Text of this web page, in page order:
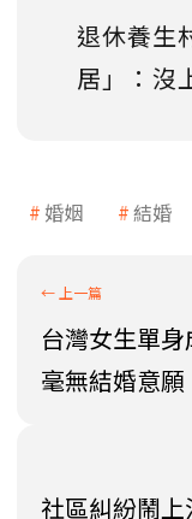
退休養生
居」：沒
婚姻 結婚
台灣女生單
毫無結婚意願
社區糾紛鬧